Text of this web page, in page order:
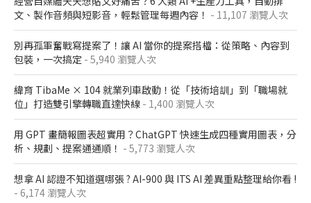
文、製作音頻與短影音，輕鬆管理每週內容！ - 11,107 瀏覽人次
別再孤軍奮戰寫提案了！讓 AI 當你的提案搭檔：從策略、內容到
包裝，一次搞定 - 5,940 瀏覽人次
緯育 TibaMe × 104 就業列車啟動！從「技術培訓」到「職場就
位」打造雙引擎轉職直達快線 - 1,400 瀏覽人次
用 GPT 畫簡報圖表超實用？ChatGPT 快速生成四種實用圖表，分
析、規劃、提案通通順！ - 5,773 瀏覽人次
想拿 AI 認證不知道選哪張 ? AI-900 與 ITS AI 差異重點整理給你看 !
- 6,174 瀏覽人次